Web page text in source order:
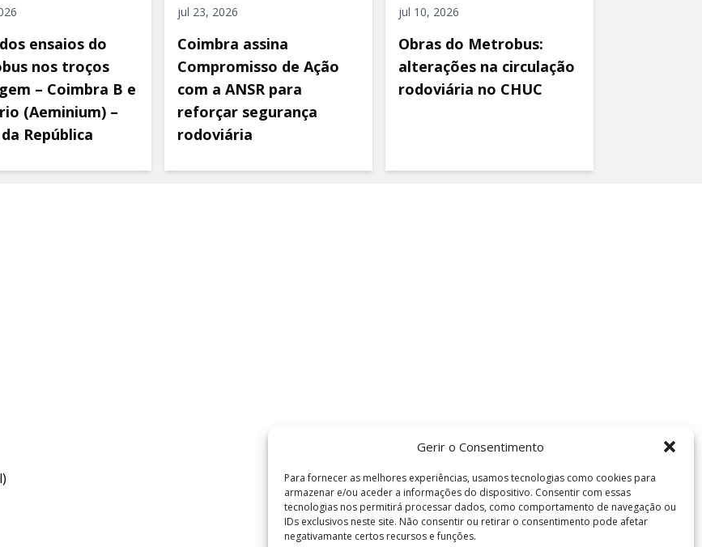
Gerir o Consentimento
Para fornecer as melhores experiências, usamos tecnologias como cookies para
armazenar e/ou aceder a informações do dispositivo. Consentir com essas
tecnologias nos permitirá processar dados, como comportamento de navegação ou
IDs exclusivos neste site. Não consentir ou retirar o consentimento pode afetar
negativamante certos recursos e funções.
ensaios do
nos troços
– Coimbra B e
(Aeminium) –
República
jul 23, 2026
Coimbra assina
Compromisso de Ação
com a ANSR para
reforçar segurança
rodoviária
jul 10, 2026
Obras do Metrobus:
alterações na circulação
rodoviária no CHUC